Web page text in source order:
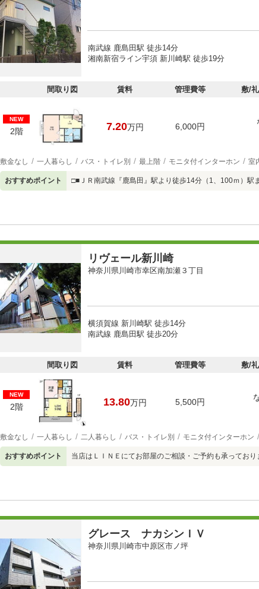
南武線 鹿島田駅 徒歩14分
湘南新宿ライン宇須 新川崎駅 徒歩19分
間取り図 賃料 管理費等 敷/
NEW
2階 7.20万円 6,000円
敷金なし 一人暮らし バス・トイレ別 最上階 モニタ付インターホン 室
おすすめポイント □■ＪＲ南武線『鹿島田』駅より徒歩14分（1、100ｍ）
リヴェール新川崎
神奈川県川崎市幸区南加瀬３丁目
横須賀線 新川崎駅 徒歩14分
南武線 鹿島田駅 徒歩20分
間取り図 賃料 管理費等 敷/
NEW
2階 13.80万円 5,500円
敷金なし 一人暮らし 二人暮らし バス・トイレ別 モニタ付インターホン
おすすめポイント 当店はＬＩＮＥにてお部屋のご相談・ご予約も承ってお
グレース ナカシンＩＶ
神奈川県川崎市中原区市ノ坪